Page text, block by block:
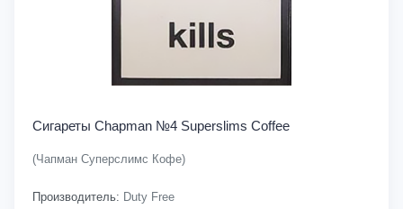
Сигареты Chapman №4 Superslims Coffee
(Чапман Суперслимс Кофе)
Производитель: Duty Free